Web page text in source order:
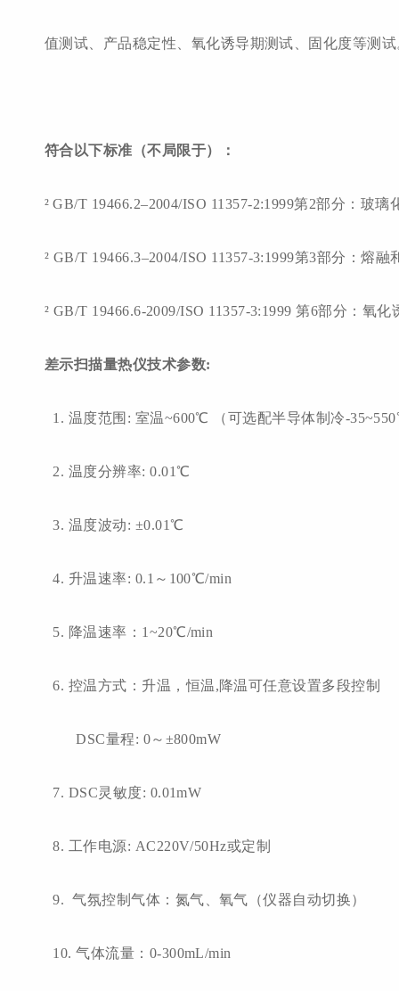
值测试、产品稳定性、氧化诱导期测试、固化度等测
符合以下标准（不局限于）：
² GB/T 19466.2–2004/ISO 11357-2:1999第2部分：玻璃
² GB/T 19466.3–2004/ISO 11357-3:1999第3部分：熔
² GB/T 19466.6-2009/ISO 11357-3:1999 第6部分：氧
差示扫描量热仪技术参数:
1. 温度范围: 室温~600℃ （可选配半导体制冷-
2. 温度分辨率: 0.01℃
3. 温度波动: ±0.01℃
4. 升温速率: 0.1～100℃/min
5. 降温速率：1~20℃/min
6. 控温方式：升温，恒温,降温可任意设置多段控制
DSC量程: 0～±800mW
7. DSC灵敏度: 0.01mW
8. 工作电源: AC220V/50Hz或定制
9. 气氛控制气体：氮气、氧气（仪器自动切换）
10. 气体流量：0-300mL/min